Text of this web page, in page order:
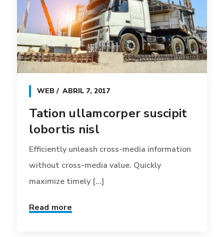
WEB ABRIL 7, 2017
Tation ullamcorper suscipit
lobortis nisl
Efficiently unleash cross-media information
without cross-media value. Quickly
maximize timely [...]
Read more